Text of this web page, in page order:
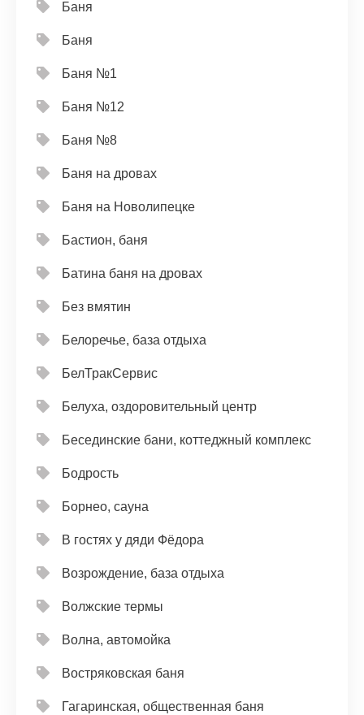
Баня
Баня
Баня №1
Баня №12
Баня №8
Баня на дровах
Баня на Новолипецке
Бастион, баня
Батина баня на дровах
Без вмятин
Белоречье, база отдыха
БелТракСервис
Белуха, оздоровительный центр
Бесединские бани, коттеджный комплекс
Бодрость
Борнео, сауна
В гостях у дяди Фёдора
Возрождение, база отдыха
Волжские термы
Волна, автомойка
Востряковская баня
Гагаринская, общественная баня